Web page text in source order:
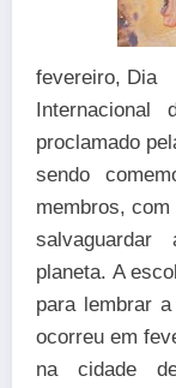
fevereiro, Dia
proclamado
sendo
membros,
planeta. A
para lembrar
ocorreu em
na cidade